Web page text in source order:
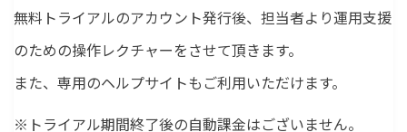
無料トライアルのアカウント発行後、担当者より運用支援
のための操作レクチャーをさせて頂きます。
また、専用のヘルプサイトもご利用いただけます。
※トライアル期間終了後の自動課金はございません。